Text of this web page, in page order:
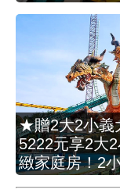
★贈2大2小義
5222元享2大
緻家庭房！2